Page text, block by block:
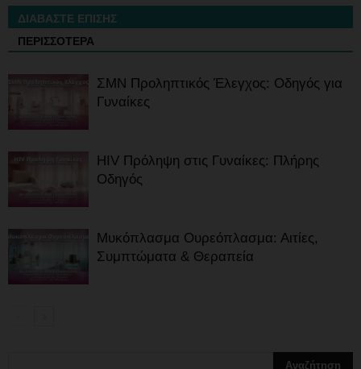
ΔΙΑΒΑΣΤΕ ΕΠΙΣΗΣ
ΠΕΡΙΣΣΟΤΕΡΑ
ΣΜΝ Προληπτικός Έλεγχος: Οδηγός για
Γυναίκες
HIV Πρόληψη στις Γυναίκες: Πλήρης
Οδηγός
Μυκόπλασμα Ουρεόπλασμα: Αιτίες,
Συμπτώματα & Θεραπεία